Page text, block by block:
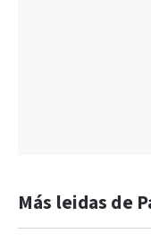
Más leidas de